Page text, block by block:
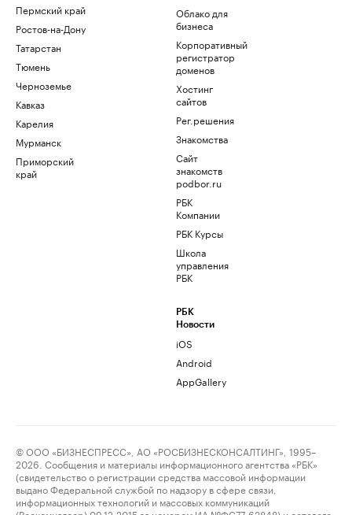
Пермский край
Ростов-на-Дону
Татарстан
Тюмень
Черноземье
Кавказ
Карелия
Мурманск
Приморский
край
Облако для
бизнеса
Корпоративный
регистратор
доменов
Хостинг
сайтов
Рег.решения
Знакомства
Сайт
знакомств
podbor.ru
РБК
Компании
РБК Курсы
Школа
управления
РБК
РБК
Новости
iOS
Android
AppGallery
© ООО «БИЗНЕСПРЕСС», АО «РОСБИЗНЕСКОНСАЛТИНГ», 1995–
2026. Сообщения и материалы информационного агентства «РБК»
(свидетельство о регистрации средства массовой информации
выдано Федеральной службой по надзору в сфере связи,
информационных технологий и массовых коммуникаций